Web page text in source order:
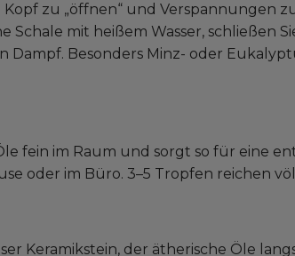
zu „öffnen“ und Verspannungen
Schale mit heißem Wasser, schließen
Dampf. Besonders Minz- oder
fein im Raum und sorgt so für eine
oder im Büro. 3–5 Tropfen reichen
Keramikstein, der ätherische Öle